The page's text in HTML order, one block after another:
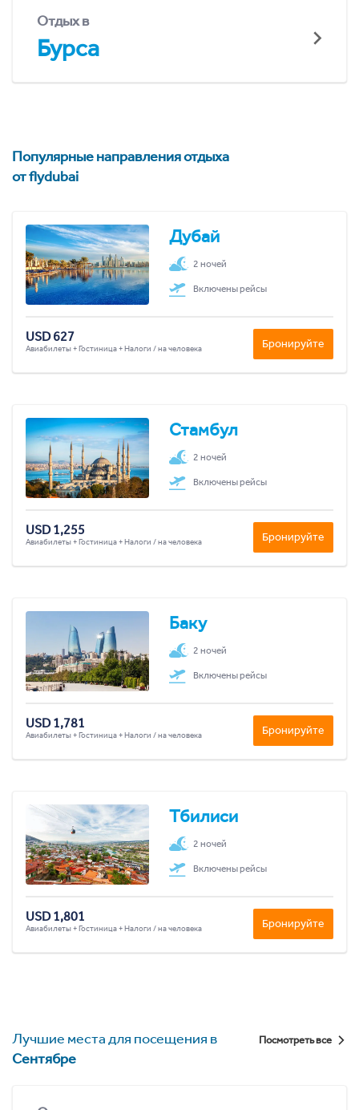
Отдых в
Бурса
Популярные направления отдыха
от flydubai
Дубай
2 ночей
Включены рейсы
USD 627
Авиабилеты + Гостиница + Налоги / на человека Бронируйте
Стамбул
2 ночей
Включены рейсы
USD 1,255
Авиабилеты + Гостиница + Налоги / на человека Бронируйте
Баку
2 ночей
Включены рейсы
USD 1,781
Авиабилеты + Гостиница + Налоги / на человека Бронируйте
Тбилиси
2 ночей
Включены рейсы
USD 1,801
Авиабилеты + Гостиница + Налоги / на человека Бронируйте
Лучшие места для посещения в
Сентябре
Посмотреть все